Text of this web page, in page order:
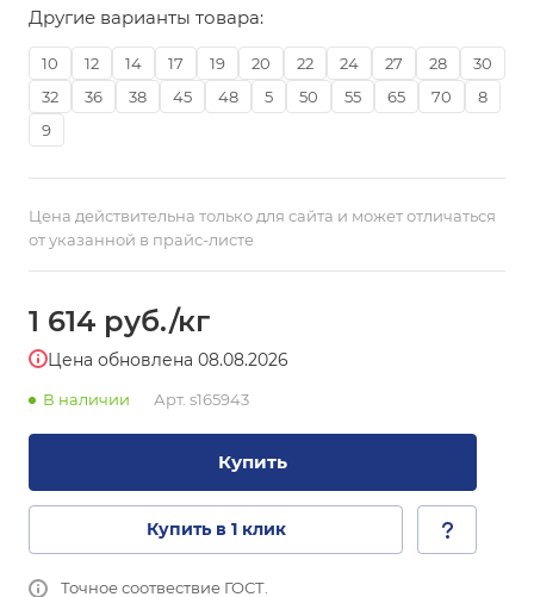
Другие варианты товара:
10 12 14 17 19 20 22 24 27 28
30
32
36 38 45 48 5 50 55 65 70
8
9
Цена действительна только для сайта и может отличаться
от указанной в прайс-листе
1 614 руб./кг
Цена обновлена 08.08.2026
В наличии Арт. s165943
Купить
Купить в 1 клик
Точное соотвествие ГОСТ.